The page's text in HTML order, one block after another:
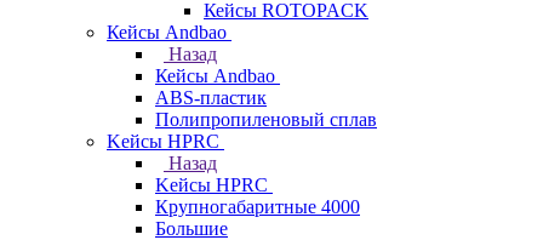
Кейсы ROTOPACK
Кейсы Andbao
Назад
Кейсы Andbao
ABS-пластик
Полипропиленовый сплав
Kейсы HPRC
Назад
Kейсы HPRC
Крупногабаритные 4000
Большие